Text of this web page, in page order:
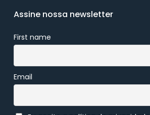
Assine nossa newsletter
First name
Email